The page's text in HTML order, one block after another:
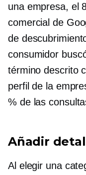
una empresa, el
comercial de
de
consumidor
término descrito
perfil de la
% de las
Añadir
Al elegir una